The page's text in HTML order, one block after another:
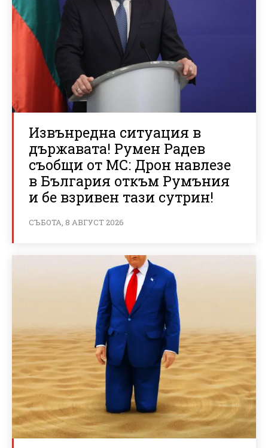
Извънредна ситуация в
държавата! Румен Радев
съобщи от МС: Дрон навлезе
в България откъм Румъния
и бе взривен тази сутрин!
СЪБОТА, 8 АВГУСТ 2026